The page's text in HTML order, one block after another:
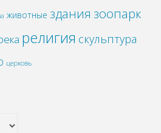
животные здания зоопарк
религия скульптура
церковь